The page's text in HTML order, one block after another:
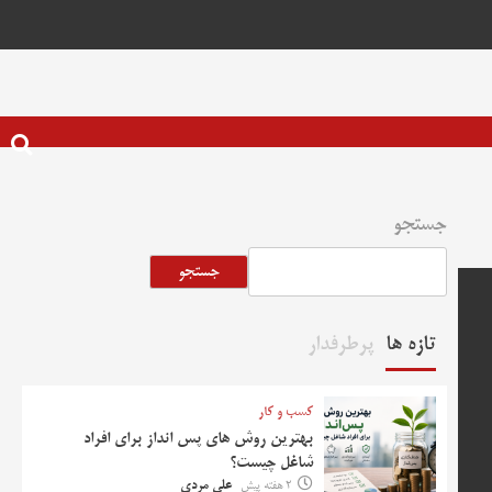
جستجو
جستجو
تازه ها پرطرفدار
کسب و کار
بهترین روش‌ های پس‌ انداز برای افراد
شاغل چیست؟
2 هفته پیش علی مردی